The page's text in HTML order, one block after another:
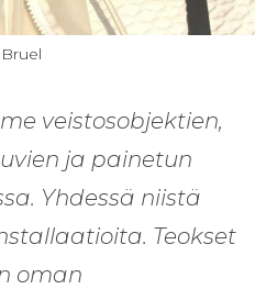
veistosobjektien,
ja painetun
Yhdessä niistä
Teokset
oman